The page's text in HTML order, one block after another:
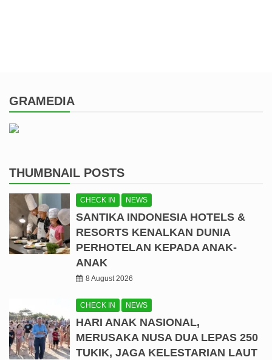
GRAMEDIA
THUMBNAIL POSTS
CHECK IN NEWS
SANTIKA INDONESIA HOTELS &
RESORTS KENALKAN DUNIA
PERHOTELAN KEPADA ANAK-
ANAK
8 August 2026
CHECK IN NEWS
HARI ANAK NASIONAL,
MERUSAKA NUSA DUA LEPAS 250
TUKIK, JAGA KELESTARIAN LAUT